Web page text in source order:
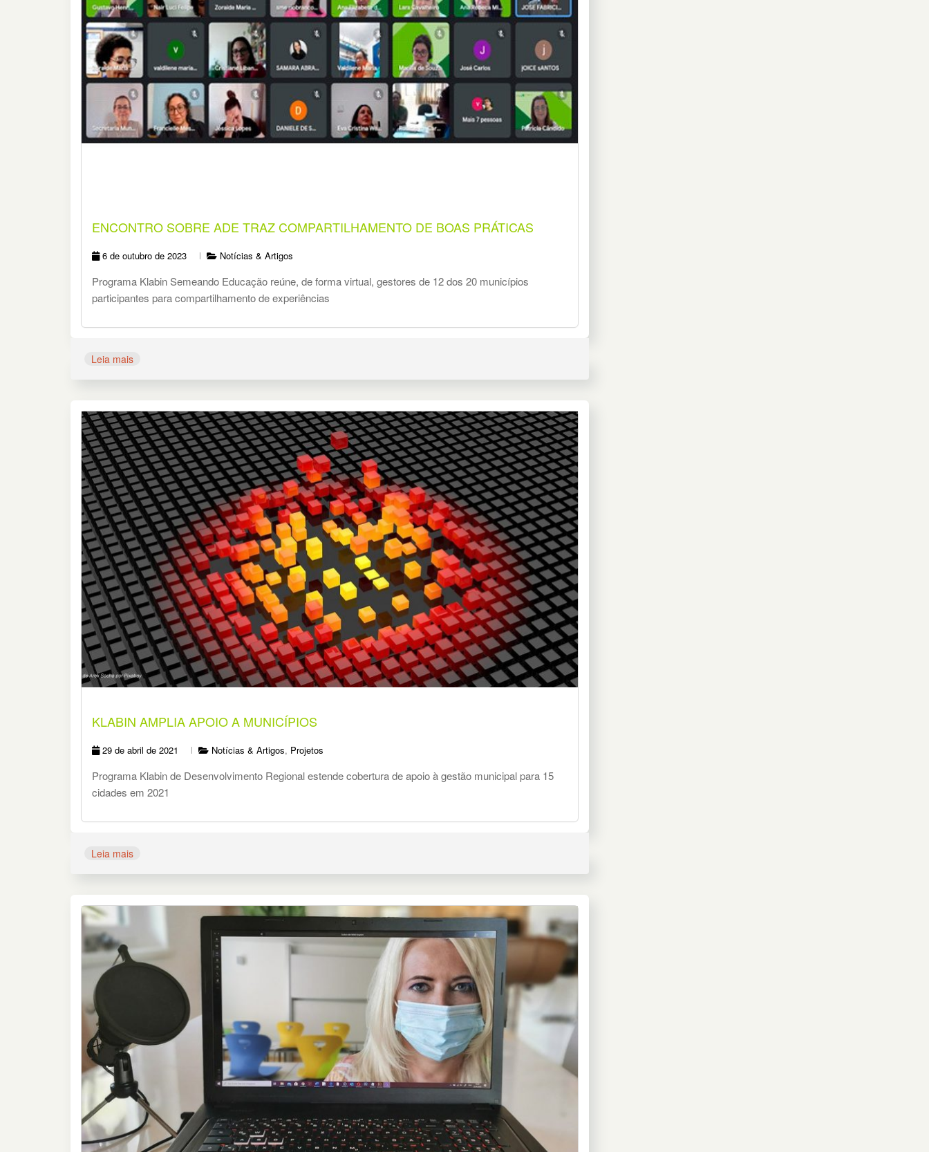
ENCONTRO SOBRE ADE TRAZ COMPARTILHAMENTO DE BOAS PRÁTICAS
6 de outubro de 2023 Notícias & Artigos
Programa Klabin Semeando Educação reúne, de forma virtual, gestores de 12 dos 20 municípios
participantes para compartilhamento de experiências
Leia mais
KLABIN AMPLIA APOIO A MUNICÍPIOS
29 de abril de 2021 Notícias & Artigos, Projetos
Programa Klabin de Desenvolvimento Regional estende cobertura de apoio à gestão municipal para 15
cidades em 2021
Leia mais